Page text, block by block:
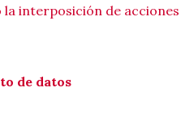
la interposición de acciones
de datos